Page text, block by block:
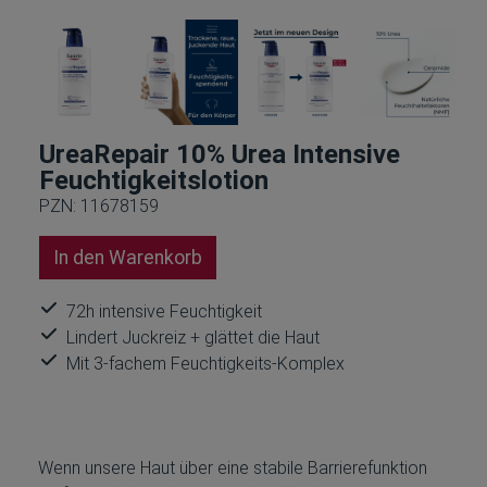
UreaRepair 10% Urea Intensive
Feuchtigkeitslotion
PZN: 11678159
In den Warenkorb
72h intensive Feuchtigkeit
Lindert Juckreiz + glättet die Haut
Mit 3-fachem Feuchtigkeits-Komplex
Wenn unsere Haut über eine stabile Barrierefunktion